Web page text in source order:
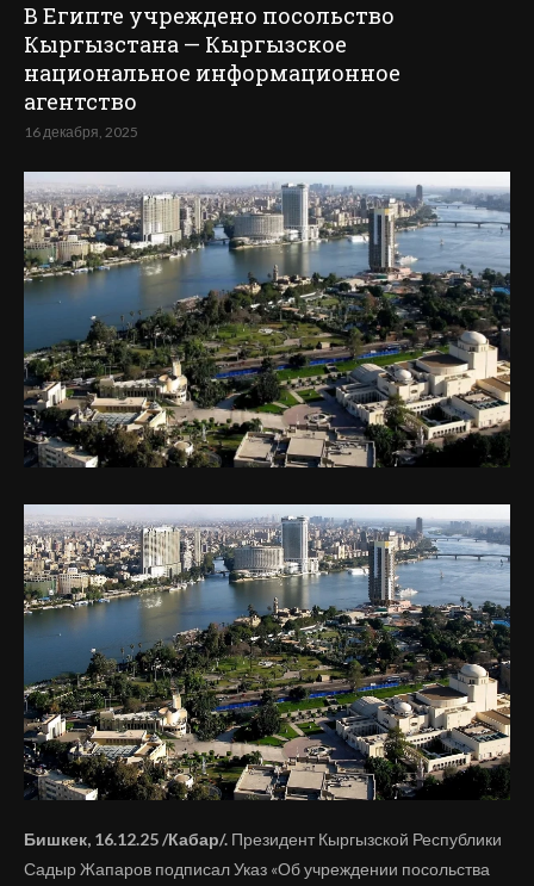
В Египте учреждено посольство
Кыргызстана — Кыргызское
национальное информационное
агентство
16 декабря, 2025
Бишкек, 16.12.25 /Кабар/. Президент Кыргызской Республики
Садыр Жапаров подписал Указ «Об учреждении посольства